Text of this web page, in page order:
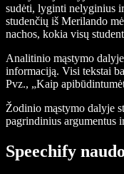
sudėti, lyginti nelyginius
studenčių iš Merilando
nachos, kokia visų
Analitinio mąstymo
informaciją. Visi tekstai
Pvz., „Kaip
Žodinio mąstymo dalyje
pagrindinius argumentus
Speechify